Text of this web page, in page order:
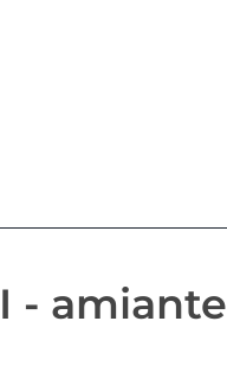
- amiante